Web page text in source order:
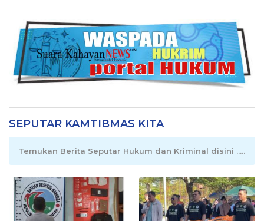
SEPUTAR KAMTIBMAS KITA
Temukan Berita Seputar Hukum dan Kriminal disini .....